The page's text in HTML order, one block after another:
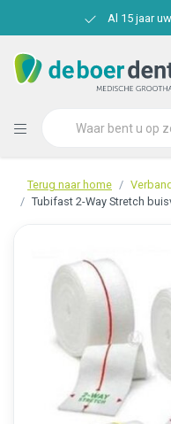
Al 15 jaar
Terug naar home
Tubifast 2-Way Stretch